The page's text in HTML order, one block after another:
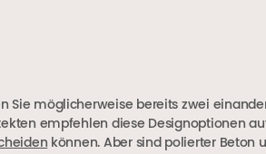
Sie möglicherweise bereits zwei
empfehlen diese Designoptionen
können. Aber sind polierter Beton